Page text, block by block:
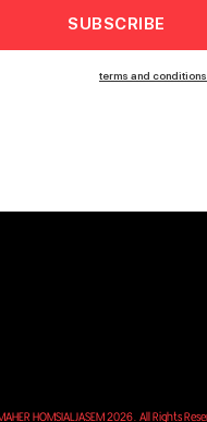
SUBSCRIBE
terms and conditions